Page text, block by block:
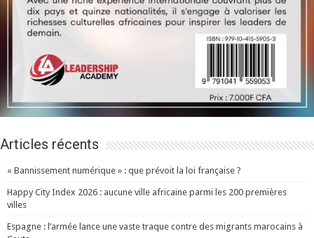
Articles récents
« Bannissement numérique » : que prévoit la loi française ?
Happy City Index 2026 : aucune ville africaine parmi les 200 premières
villes
Espagne : l’armée lance une vaste traque contre des migrants marocains à